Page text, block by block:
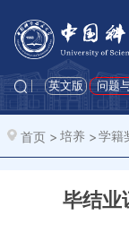
问题
英文版
首页 > 培养>学籍
毕结业